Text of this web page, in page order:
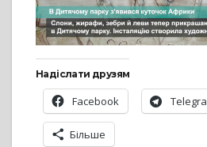
Надіслати друзям
Facebook
Більше